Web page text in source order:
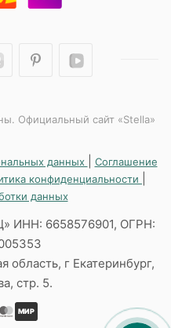
Официальный сайт «Stella»
данных
Соглашение
конфиденциальности
данных
ИНН: 6658576901, ОГРН:
область, г Екатеринбург,
стр. 5.
МИР